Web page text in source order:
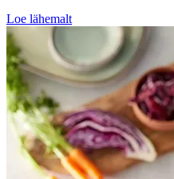
Loe lähemalt